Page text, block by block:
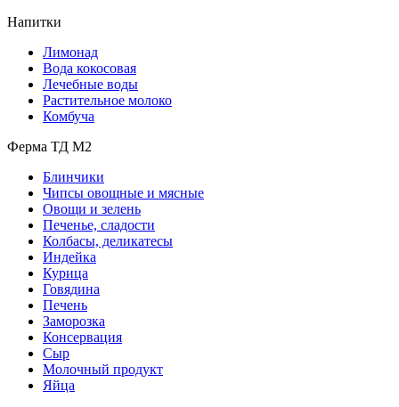
Напитки
Лимонад
Вода кокосовая
Лечебные воды
Растительное молоко
Комбуча
Ферма ТД М2
Блинчики
Чипсы овощные и мясные
Овощи и зелень
Печенье, сладости
Колбасы, деликатесы
Индейка
Курица
Говядина
Печень
Заморозка
Консервация
Сыр
Молочный продукт
Яйца